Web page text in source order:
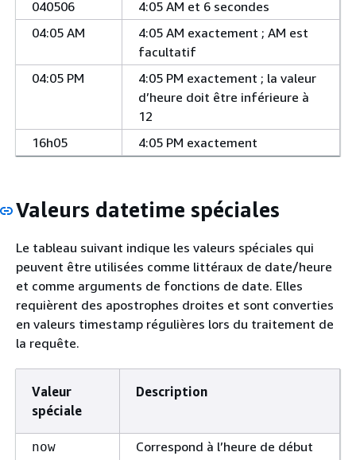
040506
4:05 AM et 6 secondes
04:05 AM
4:05 AM exactement ; AM est
facultatif
04:05 PM
4:05 PM exactement ; la valeur
d’heure doit être inférieure à
12
16h05
4:05 PM exactement
Valeurs datetime spéciales
Le tableau suivant indique les valeurs spéciales qui
peuvent être utilisées comme littéraux de date/heure
et comme arguments de fonctions de date. Elles
requièrent des apostrophes droites et sont converties
en valeurs timestamp régulières lors du traitement de
la requête.
Valeur
spéciale
Description
now
Correspond à l’heure de début